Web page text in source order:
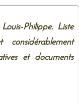
Philippe. Liste
et documents